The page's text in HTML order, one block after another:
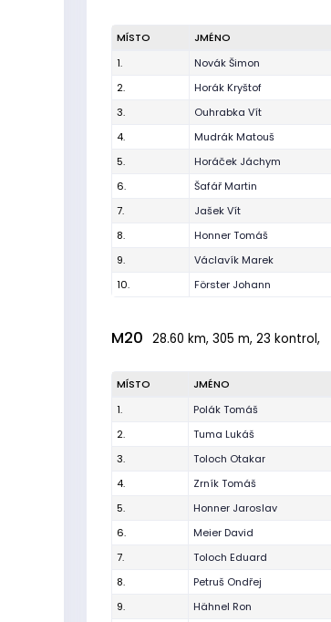
MÍSTO JMÉNO
1.
Novák Šimon
2.
Horák Kryštof
3.
Ouhrabka Vít
4.
Mudrák Matouš
5.
Horáček Jáchym
6.
Šafář Martin
7.
Jašek Vít
8.
Honner Tomáš
9.
Václavík Marek
10.
Förster Johann
M20 28.60 km, 305 m, 23 kontrol,
MÍSTO JMÉNO
1.
Polák Tomáš
2.
Tuma Lukáš
3.
Toloch Otakar
4.
Zrník Tomáš
5.
Honner Jaroslav
6.
Meier David
7.
Toloch Eduard
8.
Petruš Ondřej
9.
Hähnel Ron